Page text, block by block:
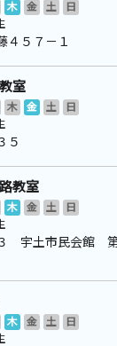
木 金 土
日
４５７－１
室
木 金 土
日
５
教室
木 金 土
日
３ 宇土市民会館
木 金 土
日